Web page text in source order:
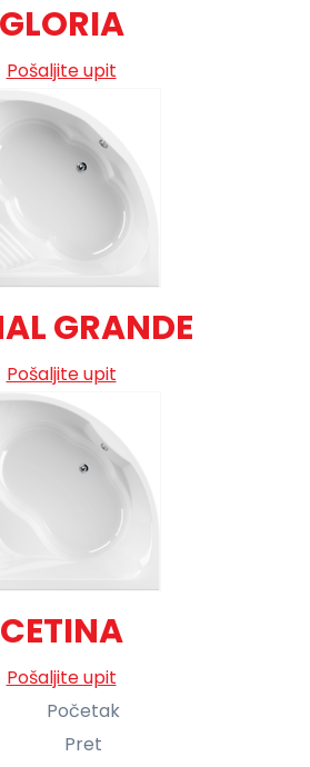
GLORIA
Pošaljite upit
GRANDE
Pošaljite upit
CETINA
Pošaljite upit
Početak
Pret